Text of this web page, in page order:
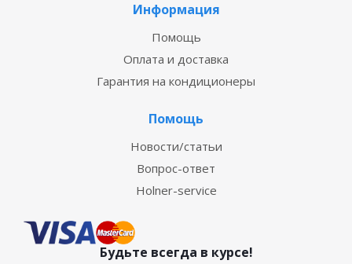
Информация
Помощь
Оплата и доставка
Гарантия на кондиционеры
Помощь
Новости/статьи
Вопрос-ответ
Holner-service
Будьте всегда в курсе!